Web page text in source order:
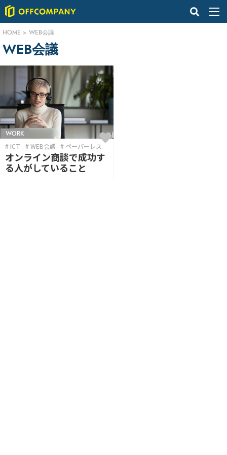
HOME > WEB会議
WEB会議
WORK
ICT WEB会議 ペーパーレス
オンライン商談で成功す
る人がしていること